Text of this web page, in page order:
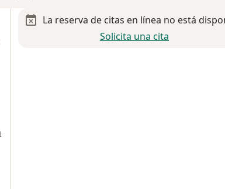
La reserva de citas en línea no está
Solicita una cita